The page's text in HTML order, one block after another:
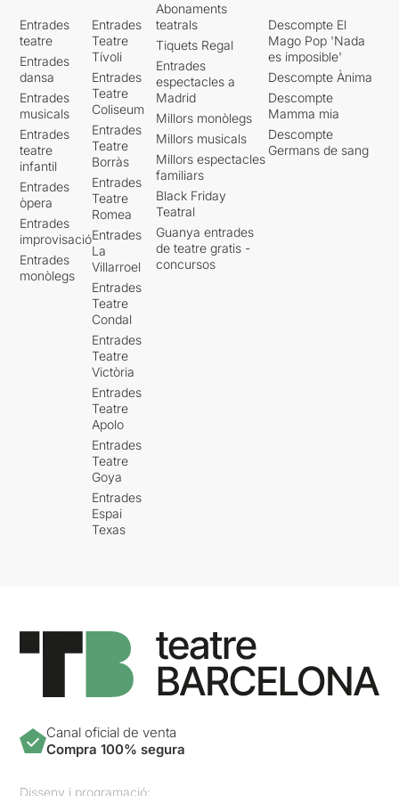
Entrades
teatre
Entrades
dansa
Entrades
musicals
Entrades
teatre
infantil
Entrades
òpera
Entrades
improvisació
Entrades
monòlegs
Entrades
Teatre
Tívoli
Entrades
Teatre
Coliseum
Entrades
Teatre
Borràs
Entrades
Teatre
Romea
Entrades
La
Villarroel
Entrades
Teatre
Condal
Entrades
Teatre
Victòria
Entrades
Teatre
Apolo
Entrades
Teatre
Goya
Entrades
Espai
Texas
Abonaments
teatrals
Tiquets Regal
Entrades
espectacles a
Madrid
Millors monòlegs
Millors musicals
Millors espectacles
familiars
Black Friday
Teatral
Guanya entrades
de teatre gratis -
concursos
Descompte El
Mago Pop 'Nada
es imposible'
Descompte Ànima
Descompte
Mamma mia
Descompte
Germans de sang
Canal oficial de venta
Compra 100% segura
Disseny i programació: